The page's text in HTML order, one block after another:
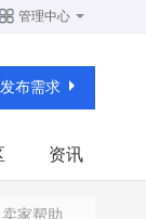
管理中心
布需求
资讯
卖家帮助